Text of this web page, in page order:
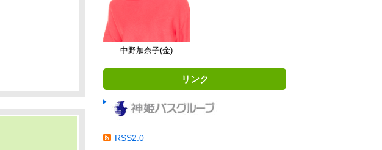
中野加奈子(金)
リンク
RSS2.0